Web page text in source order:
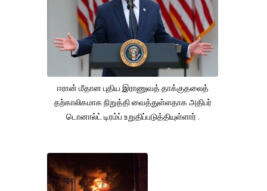
ஈரான் மீதான புதிய இராணுவத் தாக்குதலைத்
தற்காலிகமாக நிறுத்தி வைத்துள்ளதாக அதிபர்
டொனால்ட் டிரம்ப் உறுதிப்படுத்தியுள்ளார் .